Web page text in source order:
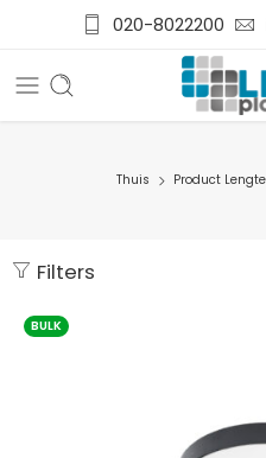
020-8022200
Thuis Product
Filters
BULK